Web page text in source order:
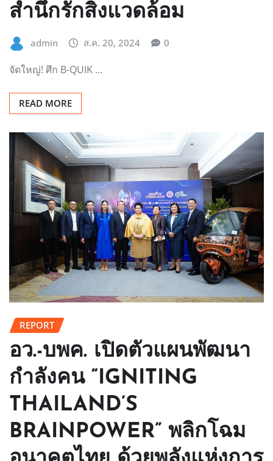
สำนึกรักสิ่งแวดล้อม
admin ส.ค. 20, 2024 0
จัดใหญ่! ศึก B-QUIK …
READ MORE
REPORT
อว.-บพค. เปิดตัวแผนพัฒนา
กำลังคน “IGNITING
THAILAND’S
BRAINPOWER” พลิกโฉม